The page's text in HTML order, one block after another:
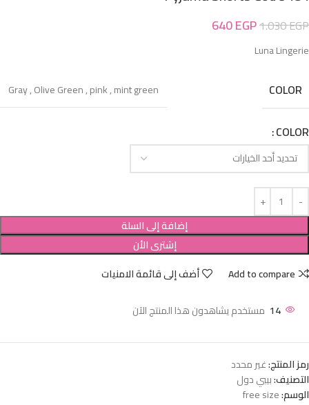
1.030EGP
640EGP
Luna Lingerie
COLOR
Gray,Olive Green,pink,mint green
COLOR
إضافة إلى السلة
إشترى الأن
Add to compare
أضف إلى قائمة الامنيات
14 مستخدم يشاهدون هذا المنتج الآن
رمز المنتج:غير محدد
التصنيف:بيبي دول
الوسم:free size